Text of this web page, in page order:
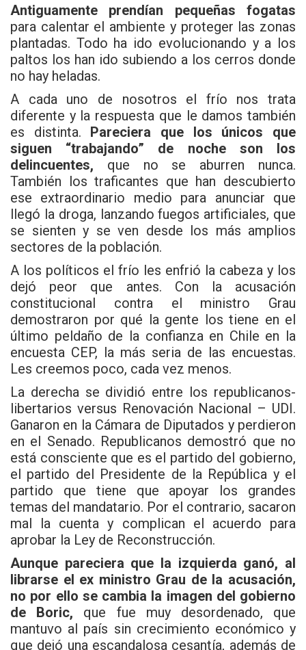
Antiguamente prendían pequeñas fogatas
para calentar el ambiente y proteger las zonas
plantadas. Todo ha ido evolucionando y a los
paltos los han ido subiendo a los cerros donde
no hay heladas.
A cada uno de nosotros el frío nos trata
diferente y la respuesta que le damos también
es distinta. Pareciera que los únicos que
siguen “trabajando” de noche son los
delincuentes, que no se aburren nunca.
También los traficantes que han descubierto
ese extraordinario medio para anunciar que
llegó la droga, lanzando fuegos artificiales, que
se sienten y se ven desde los más amplios
sectores de la población.
A los políticos el frío les enfrió la cabeza y los
dejó peor que antes. Con la acusación
constitucional contra el ministro Grau
demostraron por qué la gente los tiene en el
último peldaño de la confianza en Chile en la
encuesta CEP, la más seria de las encuestas.
Les creemos poco, cada vez menos.
La derecha se dividió entre los republicanos-
libertarios versus Renovación Nacional – UDI.
Ganaron en la Cámara de Diputados y perdieron
en el Senado. Republicanos demostró que no
está consciente que es el partido del gobierno,
el partido del Presidente de la República y el
partido que tiene que apoyar los grandes
temas del mandatario. Por el contrario, sacaron
mal la cuenta y complican el acuerdo para
aprobar la Ley de Reconstrucción.
Aunque pareciera que la izquierda ganó, al
librarse el ex ministro Grau de la acusación,
no por ello se cambia la imagen del gobierno
de Boric, que fue muy desordenado, que
mantuvo al país sin crecimiento económico y
que dejó una escandalosa cesantía, además de